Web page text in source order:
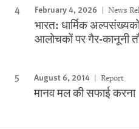
February 4, 2026 News
भारत: धार्मिक
आलोचकों पर गैर-कानूनी
August 6, 2014 Report
मानव मल की सफाई करना